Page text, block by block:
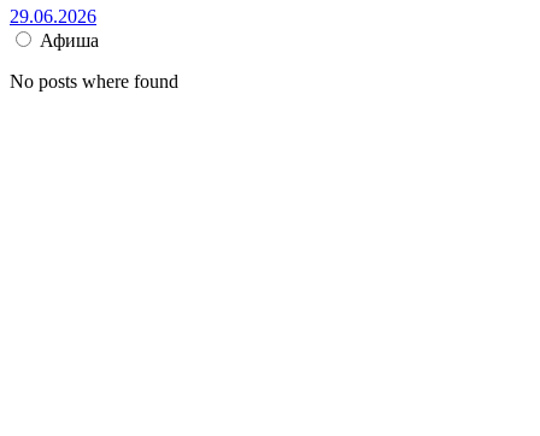
29.06.2026
Афиша
No posts where found